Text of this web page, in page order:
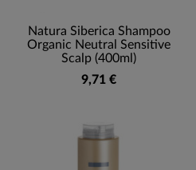
Natura Siberica Shampoo
Organic Neutral Sensitive
Scalp (400ml)
9,71 €